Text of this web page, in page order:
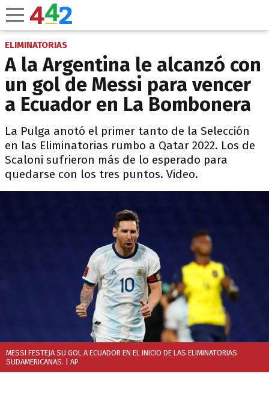
ELIMINATORIAS
A la Argentina le alcanzó con
un gol de Messi para vencer
a Ecuador en La Bombonera
La Pulga anotó el primer tanto de la Selección
en las Eliminatorias rumbo a Qatar 2022. Los de
Scaloni sufrieron más de lo esperado para
quedarse con los tres puntos. Video.
MESSI FESTEJA SU GOL A ECUADOR EN EL INICIO DE LAS ELIMINATORIAS
SUDAMERICANAS. | AP